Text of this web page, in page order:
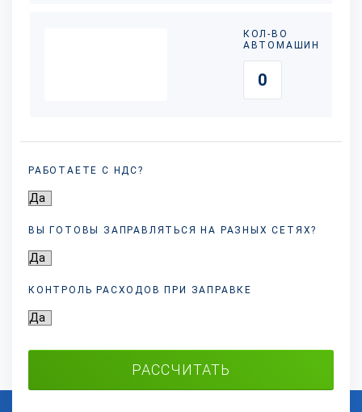
КОЛ-ВО
АВТОМАШИН
РАБОТАЕТЕ С НДС?
ВЫ ГОТОВЫ ЗАПРАВЛЯТЬСЯ НА РАЗНЫХСЕТЯХ?
КОНТРОЛЬ РАСХОДОВ ПРИ ЗАПРАВКЕ
РАССЧИТАТЬ